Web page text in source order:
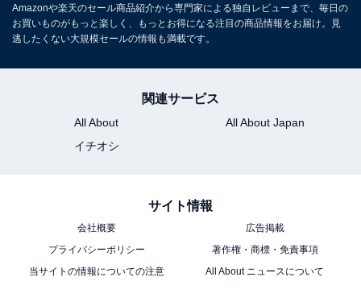
載 プリメインアンプ プレミアムシルバー PMA-600NESP
Amazonで見る
DENON「RCD-M41」
デノン Denon RCD-M41 ワイドFM AM/FMラジオチュー
ナー ディスクリートアンプ搭載 Bluetooth®対応 CDレシ
ーバー ブラック RCD-M41K
Amazonで見る
Amazonや楽天のセール商品紹介から専門家による独自レビューまで、毎日の
お買いものがもっと楽しく、もっとお得になる注目の商品情報をお届け。見
逃したくない大規模セールの情報も満載です。
関連サービス
All About
All About Japan
イチオシ
サイト情報
会社概要
広告掲載
プライバシーポリシー
著作権・商標・免責事項
当サイトの情報についての注意
All About ニュースについて